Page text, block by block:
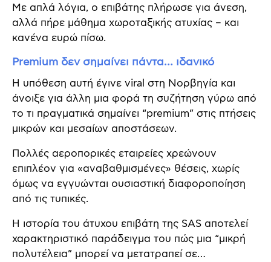
Με απλά λόγια, ο επιβάτης πλήρωσε για άνεση,
αλλά πήρε μάθημα χωροταξικής ατυχίας – και
κανένα ευρώ πίσω.
Premium δεν σημαίνει πάντα… ιδανικό
Η υπόθεση αυτή έγινε viral στη Νορβηγία και
άνοιξε για άλλη μια φορά τη συζήτηση γύρω από
το τι πραγματικά σημαίνει “premium” στις πτήσεις
μικρών και μεσαίων αποστάσεων.
Πολλές αεροπορικές εταιρείες χρεώνουν
επιπλέον για «αναβαθμισμένες» θέσεις, χωρίς
όμως να εγγυώνται ουσιαστική διαφοροποίηση
από τις τυπικές.
Η ιστορία του άτυχου επιβάτη της SAS αποτελεί
χαρακτηριστικό παράδειγμα του πώς μια “μικρή
πολυτέλεια” μπορεί να μετατραπεί σε…